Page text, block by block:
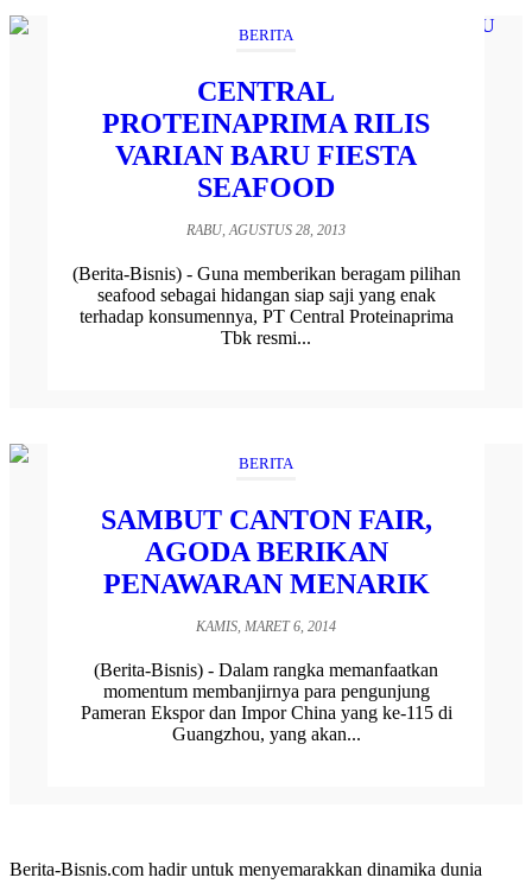
BERITA
CENTRAL
PROTEINAPRIMA RILIS
VARIAN BARU FIESTA
SEAFOOD
RABU, AGUSTUS 28, 2013
(Berita-Bisnis) - Guna memberikan beragam pilihan
seafood sebagai hidangan siap saji yang enak
terhadap konsumennya, PT Central Proteinaprima
Tbk resmi...
BERITA
SAMBUT CANTON FAIR,
AGODA BERIKAN
PENAWARAN MENARIK
KAMIS, MARET 6, 2014
(Berita-Bisnis) - Dalam rangka memanfaatkan
momentum membanjirnya para pengunjung
Pameran Ekspor dan Impor China yang ke-115 di
Guangzhou, yang akan...
Berita-Bisnis.com hadir untuk menyemarakkan dinamika dunia